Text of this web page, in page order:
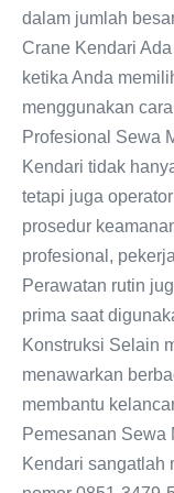
dalam jumlah
Crane Kendari
ketika Anda
menggunakan
Profesional Sewa
Kendari tidak
tetapi juga
prosedur
profesional,
Perawatan rutin
prima saat
Konstruksi Selain
menawarkan
membantu
Pemesanan Sewa
Kendari sangatlah